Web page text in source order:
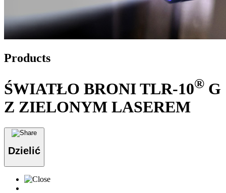
Products
ŚWIATŁO BRONI TLR-10® G
Z ZIELONYM LASEREM
Dzielić